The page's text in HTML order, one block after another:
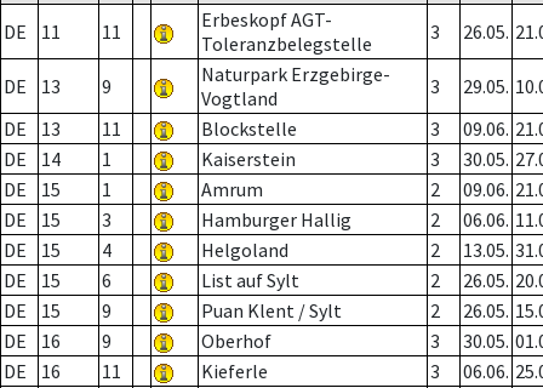
DE 11 11
Erbeskopf AGT-
Toleranzbelegstelle
3 26.05.
DE 13 9
Naturpark Erzgebirge-
Vogtland
3 29.05.
DE
13 11 Blockstelle 3 09.06.
DE
14 1 Kaiserstein 3 30.05.
DE
15 1 Amrum 2 09.06.
DE
15 3 Hamburger Hallig 2 06.06.
DE
15 4 Helgoland 2 13.05.
DE
15 6 List auf Sylt 2 26.05.
DE
15 9 Puan Klent / Sylt 2 26.05.
DE
16 9 Oberhof 3 30.05.
DE
16 11 Kieferle 3 06.06.